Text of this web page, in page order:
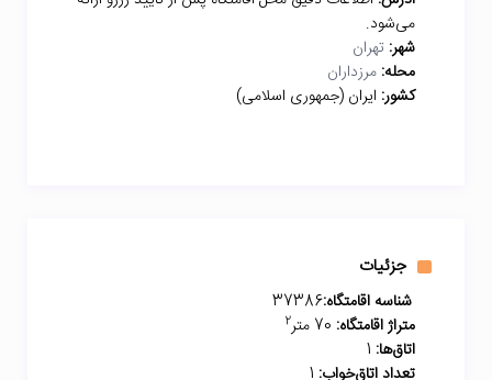
می‌شود.
شهر: تهران
محله: مرزداران
کشور: ایران (جمهوری اسلامی)
جزئیات
شناسه اقامتگاه:37386
متراژ اقامتگاه:
2
اتاق‌ها:
تعداد اتاق‌خواب: